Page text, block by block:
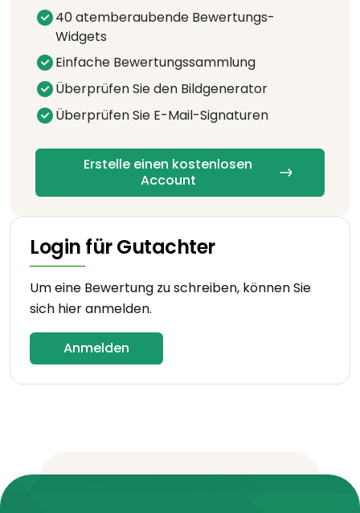
40 atemberaubende Bewertungs-
Widgets
Einfache Bewertungssammlung
Überprüfen Sie den Bildgenerator
Überprüfen Sie E-Mail-Signaturen
Erstelle einen kostenlosen
Account
Login für Gutachter
Um eine Bewertung zu schreiben, können Sie
sich hier anmelden.
Anmelden